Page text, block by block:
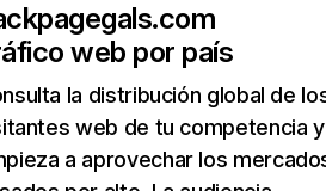
web por país
la distribución global de
web de tu competencia y
a aprovechar los